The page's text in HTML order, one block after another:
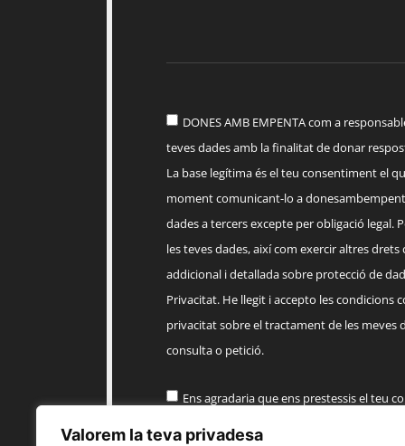
Valorem la teva privadesa
DONES AMB EMPENTA com a
teves dades amb la finalitat de donar
La base legítima és el teu consentiment el
moment comunicant-lo a
dades a tercers excepte per obligació legal.
les teves dades, així com exercir altres
addicional i detallada sobre protecció de
Privacitat. He llegit i accepto les condicions
privacitat sobre el tractament de les meves
consulta o petició.
Ens agradaria que ens prestessis el teu
informació comercial sobre els productes,